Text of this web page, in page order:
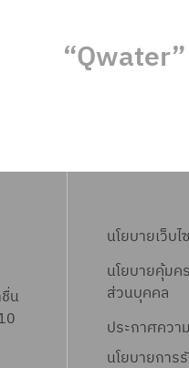
“Qwater”
น
นโยบายเว็บไ
นโยบายคุ้มค
ส่วนบุคคล
ประกาศควา
นโยบายการ